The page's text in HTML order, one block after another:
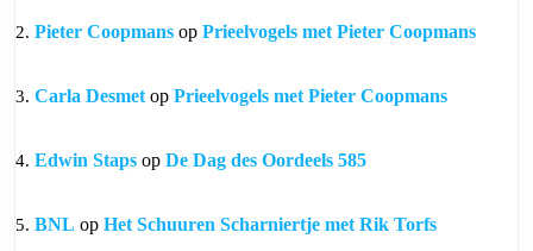
Pieter Coopmans op Prieelvogels met Pieter Coopmans
Carla Desmet op Prieelvogels met Pieter Coopmans
Edwin Staps op De Dag des Oordeels 585
BNL op Het Schuuren Scharniertje met Rik Torfs